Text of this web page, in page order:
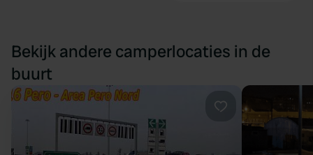
Bekijk andere camperlocaties in de
buurt
Favoriet